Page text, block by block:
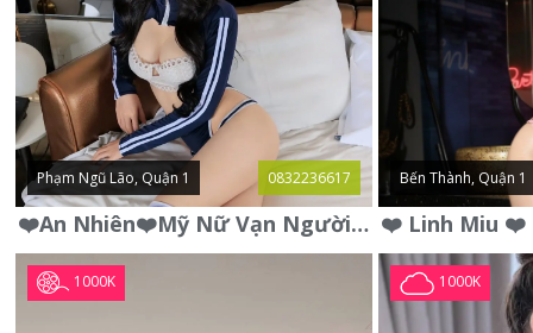
Phạm Ngũ Lão, Quận 1 0832236617
❤️An Nhiên❤️Mỹ Nữ Vạn Người Mê,Da Trắng, Mặt Xynh, Đẹp Từng
Bến Thành, Quận 1
1000K 1000K